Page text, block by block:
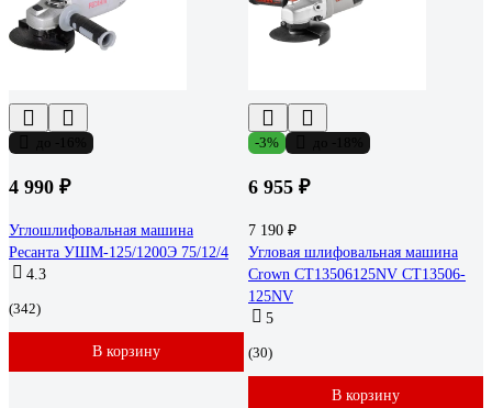
4 990 ₽
Углошлифовальная машина
Ресанта УШМ-125/1200Э 75/12/4
4.3
(342)
В корзину
-3%
6 955 ₽
7 190 ₽
Угловая шлифовальная машина
Crown CT13506125NV CT13506-
125NV
5
(30)
В корзину